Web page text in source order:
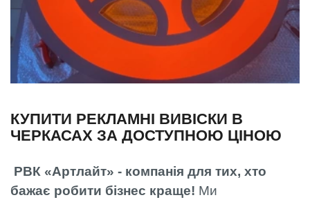
КУПИТИ РЕКЛАМНІ ВИВІСКИ В
ЧЕРКАСАХ ЗА ДОСТУПНОЮ ЦІНОЮ
РВК «Артлайт» - компанія для тих, хто
бажає робити бізнес краще! Ми